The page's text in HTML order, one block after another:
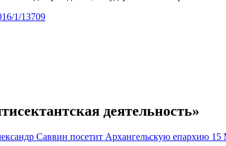
1/13709
деятельность»
15